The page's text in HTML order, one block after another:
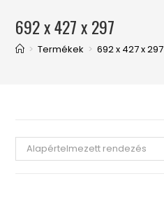
692 x 427 x 297
> Termékek > 692 x 427 x 297
Alapértelmezett rendezés